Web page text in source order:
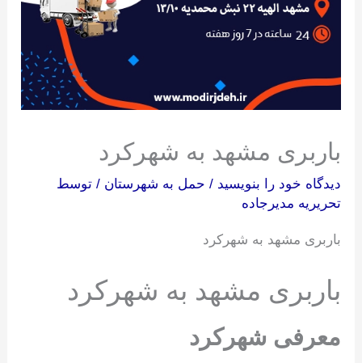
باربری مشهد به شهرکرد
دیدگاه‌ خود را بنویسید / حمل به شهرستان / توسط
تحریریه مدیرجاده
باربری مشهد به شهرکرد
باربری مشهد به شهرکرد
معرفی شهرکرد